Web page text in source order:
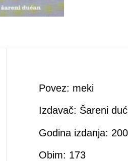
Povez: meki
Izdavač: Šareni
Godina izdanja:
Obim: 173